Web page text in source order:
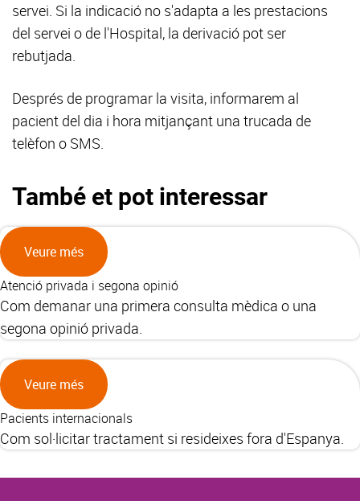
servei. Si la indicació no s'adapta a les prestacions
del servei o de l'Hospital, la derivació pot ser
rebutjada.
Després de programar la visita, informarem al
pacient del dia i hora mitjançant una trucada de
telèfon o SMS.
També et pot interessar
Veure més
Atenció privada i segona opinió
Com demanar una primera consulta mèdica o una
segona opinió privada.
Veure més
Pacients internacionals
Com sol·licitar tractament si resideixes fora d'Espanya.